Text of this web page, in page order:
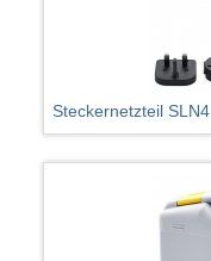
Steckernetzteil SLN4